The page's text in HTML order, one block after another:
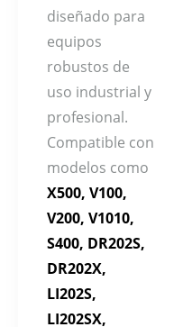
diseñado para
equipos
robustos de
uso industrial y
profesional.
Compatible con
modelos como
X500, V100,
V200, V1010,
S400, DR202S,
DR202X,
LI202S,
LI202SX,